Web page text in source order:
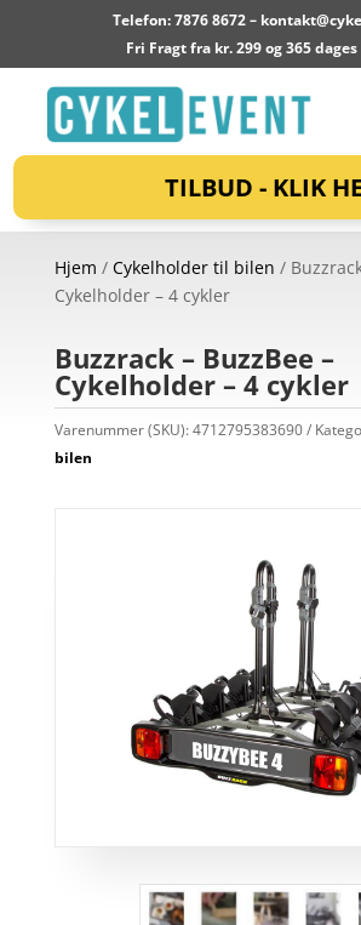
Telefon: 7876 8672 –
Fri Fragt fra kr. 299 og 365
TILBUD - KLIK
Hjem / Cykelholder til bilen /
Cykelholder – 4 cykler
Buzzrack – BuzzBee –
Cykelholder – 4 cykler
Varenummer (SKU):4712795383690
bilen